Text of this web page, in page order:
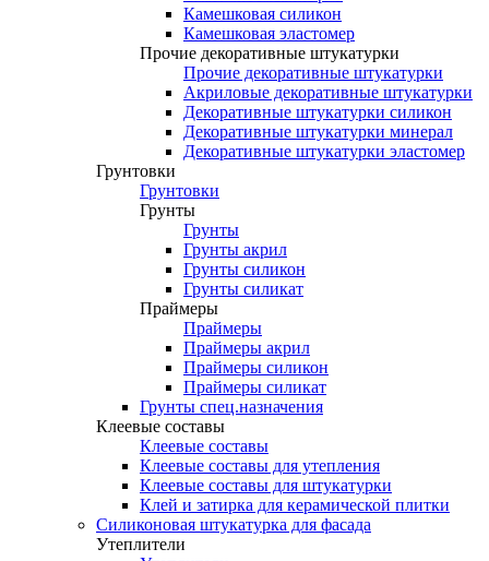
Камешковая силикон
Камешковая эластомер
Прочие декоративные штукатурки
Прочие декоративные штукатурки
Акриловые декоративные штукатурки
Декоративные штукатурки силикон
Декоративные штукатурки минерал
Декоративные штукатурки эластомер
Грунтовки
Грунтовки
Грунты
Грунты
Грунты акрил
Грунты силикон
Грунты силикат
Праймеры
Праймеры
Праймеры акрил
Праймеры силикон
Праймеры силикат
Грунты спец.назначения
Клеевые составы
Клеевые составы
Клеевые составы для утепления
Клеевые составы для штукатурки
Клей и затирка для керамической плитки
Силиконовая штукатурка для фасада
Утеплители